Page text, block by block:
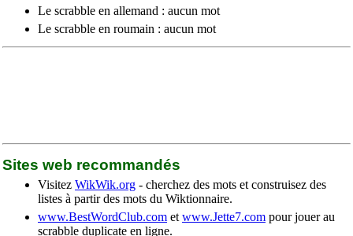
Le scrabble en allemand : aucun mot
Le scrabble en roumain : aucun mot
Sites web recommandés
Visitez WikWik.org - cherchez des mots et construisez des
listes à partir des mots du Wiktionnaire.
www.BestWordClub.com et www.Jette7.com pour jouer au
scrabble duplicate en ligne.